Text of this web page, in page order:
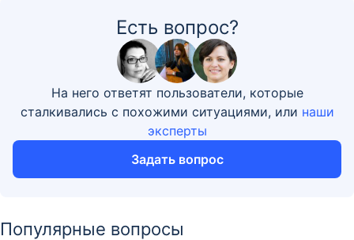
Есть вопрос?
На него ответят пользователи, которые
сталкивались с похожими ситуациями, или наши
эксперты
Задать вопрос
Популярные вопросы